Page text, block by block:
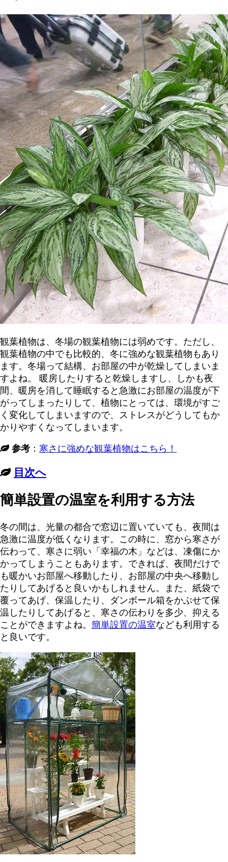
観葉植物は、冬場の観葉植物には弱めです。ただし、
観葉植物の中でも比較的、冬に強めな観葉植物もあり
ます。冬場って結構、お部屋の中が乾燥してしまいま
すよね。 暖房したりすると乾燥しますし、しかも夜
間、暖房を消して睡眠すると急激にお部屋の温度が下
がってしまったりして、植物にとっては、環境がすご
く変化してしまいますので、ストレスがどうしてもか
かりやすくなってしまいます。
参考 ： 寒さに強めな観葉植物はこちら！
目次へ
簡単設置の温室を利用する方法
冬の間は、光量の都合で窓辺に置いていても、夜間は
急激に温度が低くなります。この時に、窓から寒さが
伝わって、寒さに弱い「幸福の木」などは、凍傷にか
かってしまうこともあります。できれば、夜間だけで
も暖かいお部屋へ移動したり、お部屋の中央へ移動し
たりしてあげると良いかもしれません。また、紙袋で
覆ってあげ、保温したり、ダンボール箱をかぶせて保
温したりしてあげると、寒さの伝わりを多少、抑える
ことができますよね。 簡単設置の温室なども利用する
と良いです。